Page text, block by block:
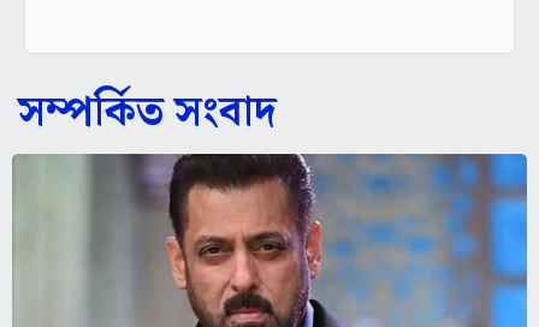
সম্পর্কিত সংবাদ